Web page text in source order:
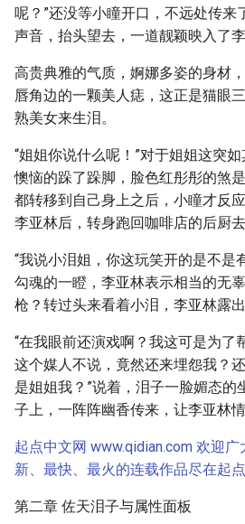
呢？”还没等小瞳开口，不远处传来
声音，抬头望去，一道靓颖映入了李
高贵典雅的气质，婀娜多姿的身材
唇角边的一颗美人痣，这正是猫眼
熟美女来生泪。
“姐姐你说什么呢！”对于姐姐这突
懊恼的跺了跺脚，脸色红彤彤的煞
都转移到自己身上之后，小瞳才反
李亚林后，转身跑回咖啡店的后厨去
“我说小泪姐，你这玩笑开的是不是
勾魂的一瞪，李亚林表示相当的无
枪？转过头来看着小泪，李亚林露出
“在我眼前还演戏啊？我这可是为了
这个媒人不说，竟然还来埋怨我？
是姐姐我？”说着，泪子一脸媚态的
子上，一阵阵幽香传来，让李亚林
起点中文网 www.qidian.com 欢迎
新、最快、最火的连载作品尽在起点
第二章 佐天泪子与属性面板